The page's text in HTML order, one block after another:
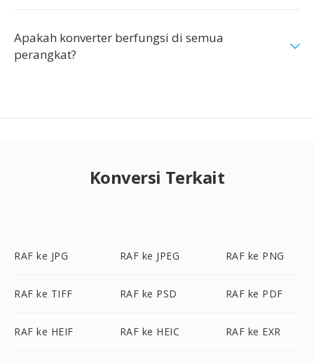
Apakah konverter berfungsi di semua
perangkat?
Konversi Terkait
RAF ke JPG RAF ke JPEG RAF ke PNG
RAF ke TIFF RAF ke PSD RAF ke PDF
RAF ke HEIF RAF ke HEIC RAF ke EXR